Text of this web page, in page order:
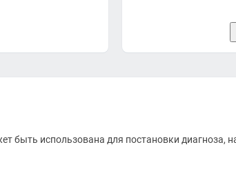
быть использована для постановки диагноза,